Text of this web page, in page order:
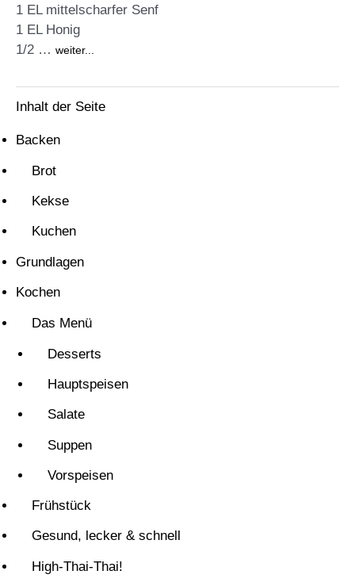
1 EL mittelscharfer Senf
1 EL Honig
1/2 … weiter...
Inhalt der Seite
Backen
Brot
Kekse
Kuchen
Grundlagen
Kochen
Das Menü
Desserts
Hauptspeisen
Salate
Suppen
Vorspeisen
Frühstück
Gesund, lecker & schnell
High-Thai-Thai!